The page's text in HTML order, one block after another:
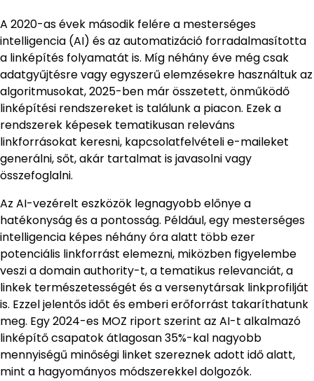
A 2020-as évek második felére a mesterséges
intelligencia (AI) és az automatizáció forradalmasította
a linképítés folyamatát is. Míg néhány éve még csak
adatgyűjtésre vagy egyszerű elemzésekre használtuk az
algoritmusokat, 2025-ben már összetett, önműködő
linképítési rendszereket is találunk a piacon. Ezek a
rendszerek képesek tematikusan releváns
linkforrásokat keresni, kapcsolatfelvételi e-maileket
generálni, sőt, akár tartalmat is javasolni vagy
összefoglalni.
Az AI-vezérelt eszközök legnagyobb előnye a
hatékonyság és a pontosság. Például, egy mesterséges
intelligencia képes néhány óra alatt több ezer
potenciális linkforrást elemezni, miközben figyelembe
veszi a domain authority-t, a tematikus relevanciát, a
linkek természetességét és a versenytársak linkprofilját
is. Ezzel jelentős időt és emberi erőforrást takaríthatunk
meg. Egy 2024-es MOZ riport szerint az AI-t alkalmazó
linképítő csapatok átlagosan 35%-kal nagyobb
mennyiségű minőségi linket szereznek adott idő alatt,
mint a hagyományos módszerekkel dolgozók.